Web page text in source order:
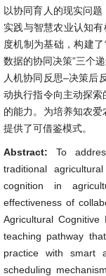
以协同育人的现实问
实践与智慧农业认知
度机制为基础，构建
数据的协同决策”三个
人机协同反思–决策后
动执行指令向主动探
的能力。为培养知农
提供了可借鉴模式。
Abstract: To
traditional
cognition in
effectiveness of
Agricultural
teaching pathway
practice with smart
scheduling